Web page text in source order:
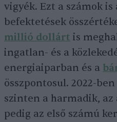
vigyék. Ezt a számok
befektetések
millió dollárt is
ingatlan- és a
energiaiparban és a
összpontosul. 2022-
szinten a harmadik, az
pedig az első számú